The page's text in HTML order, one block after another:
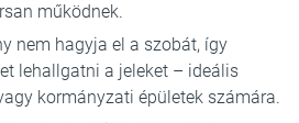
működnek.
nem hagyja el a szobát, így
lehallgatni a jeleket – ideális
kormányzati épületek számára.